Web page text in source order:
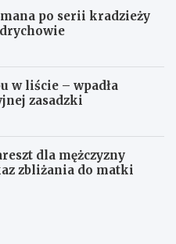
po serii kradzieży
w liście – wpadła
zasadzki
dla mężczyzny
zbliżania do matki